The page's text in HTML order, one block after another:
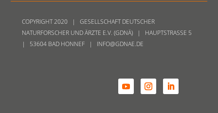
COPYRIGHT 2020 | GESELLSCHAFT DEUTSCHER
NATURFORSCHER UND ÄRZTE E.V. (GDNÄ) | HAUPTSTRASSE 5
| 53604 BAD HONNEF | INFO@GDNAE.DE